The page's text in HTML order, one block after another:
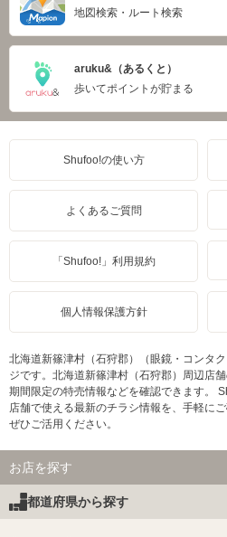
地図検索・ルート検索
aruku&（あるくと）
歩いてポイントが貯まる
Shufoo!の使い方
よくあるご質問
「Shufoo!」利用規約
個人情報保護方針
北海道新篠津村（石狩郡）（眼鏡・コンタ
ジです。北海道新篠津村（石狩郡）周辺店
期間限定の特売情報などを確認できます。
店舗で使える最新のチラシ情報を、手軽に
ぜひご活用ください。
お店を探す
都道府県から探す